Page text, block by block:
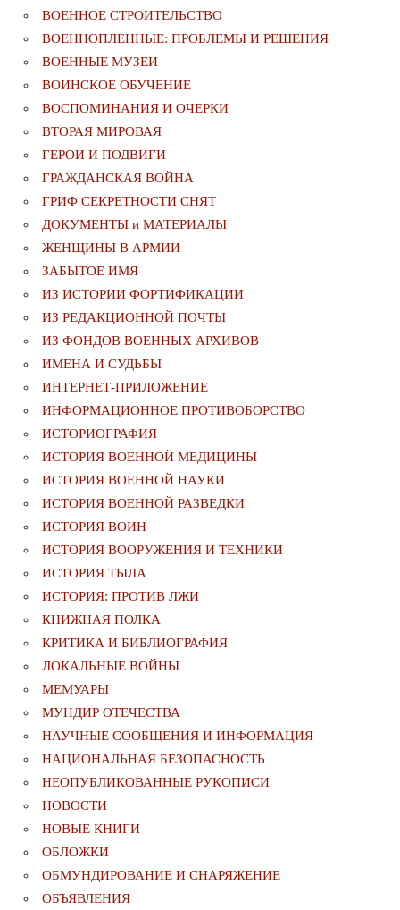
ВОЕННОЕ СТРОИТЕЛЬСТВО
ВОЕННОПЛЕННЫЕ: ПРОБЛЕМЫ И РЕШЕНИЯ
ВОЕННЫЕ МУЗЕИ
ВОИНСКОЕ ОБУЧЕНИЕ
ВОСПОМИНАНИЯ И ОЧЕРКИ
ВТОРАЯ МИРОВАЯ
ГЕРОИ И ПОДВИГИ
ГРАЖДАНСКАЯ ВОЙНА
ГРИФ СЕКРЕТНОСТИ СНЯТ
ДОКУМЕНТЫ и МАТЕРИАЛЫ
ЖЕНЩИНЫ В АРМИИ
ЗАБЫТОЕ ИМЯ
ИЗ ИСТОРИИ ФОРТИФИКАЦИИ
ИЗ РЕДАКЦИОННОЙ ПОЧТЫ
ИЗ ФОНДОВ ВОЕННЫХ АРХИВОВ
ИМЕНА И СУДЬБЫ
ИНТЕРНЕТ-ПРИЛОЖЕНИЕ
ИНФОРМАЦИОННОЕ ПРОТИВОБОРСТВО
ИСТОРИОГРАФИЯ
ИСТОРИЯ ВОЕННОЙ МЕДИЦИНЫ
ИСТОРИЯ ВОЕННОЙ НАУКИ
ИСТОРИЯ ВОЕННОЙ РАЗВЕДКИ
ИСТОРИЯ ВОИН
ИСТОРИЯ ВООРУЖЕНИЯ И ТЕХНИКИ
ИСТОРИЯ ТЫЛА
ИСТОРИЯ: ПРОТИВ ЛЖИ
КНИЖНАЯ ПОЛКА
КРИТИКА И БИБЛИОГРАФИЯ
ЛОКАЛЬНЫЕ ВОЙНЫ
МЕМУАРЫ
МУНДИР ОТЕЧЕСТВА
НАУЧНЫЕ СООБЩЕНИЯ И ИНФОРМАЦИЯ
НАЦИОНАЛЬНАЯ БЕЗОПАСНОСТЬ
НЕОПУБЛИКОВАННЫЕ РУКОПИСИ
НОВОСТИ
НОВЫЕ КНИГИ
ОБЛОЖКИ
ОБМУНДИРОВАНИЕ И СНАРЯЖЕНИЕ
ОБЪЯВЛЕНИЯ